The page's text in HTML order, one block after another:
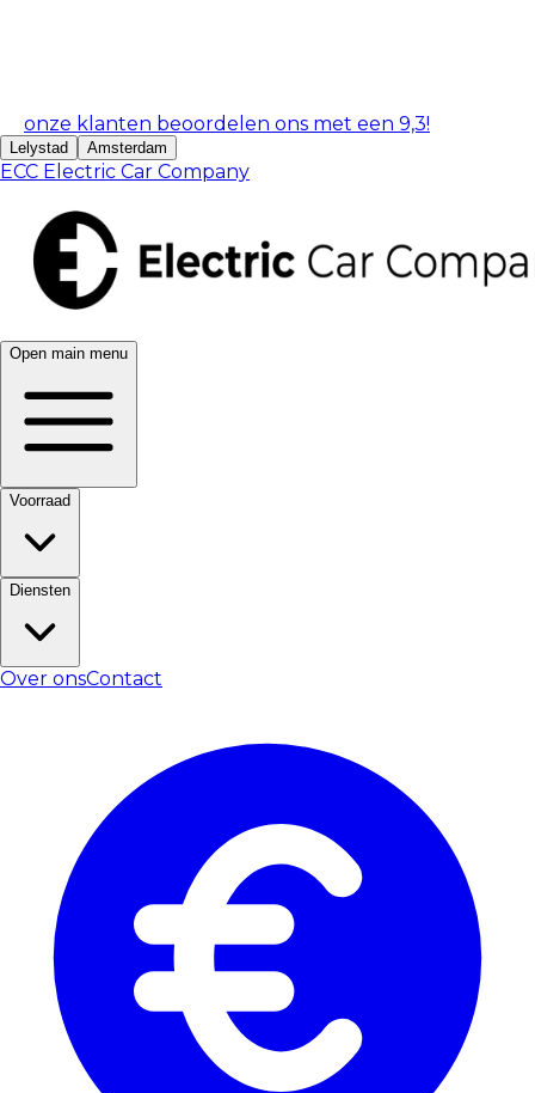
onze klanten beoordelen ons met een 9,3!
Lelystad Amsterdam
ECC Electric Car Company
Open main menu
Voorraad
Diensten
Over onsContact